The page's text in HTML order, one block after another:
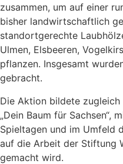
zusammen, um auf einer
bisher landwirtschaftlich
standortgerechte
Ulmen, Elsbeeren,
pflanzen. Insgesamt
gebracht.
Die Aktion bildete
„Dein Baum für Sachsen“,
Spieltagen und im Umfeld
auf die Arbeit der Stiftung
gemacht wird.